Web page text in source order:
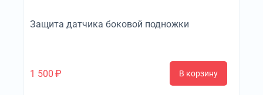
Защита датчика боковой подножки
1 500 ₽ В корзину